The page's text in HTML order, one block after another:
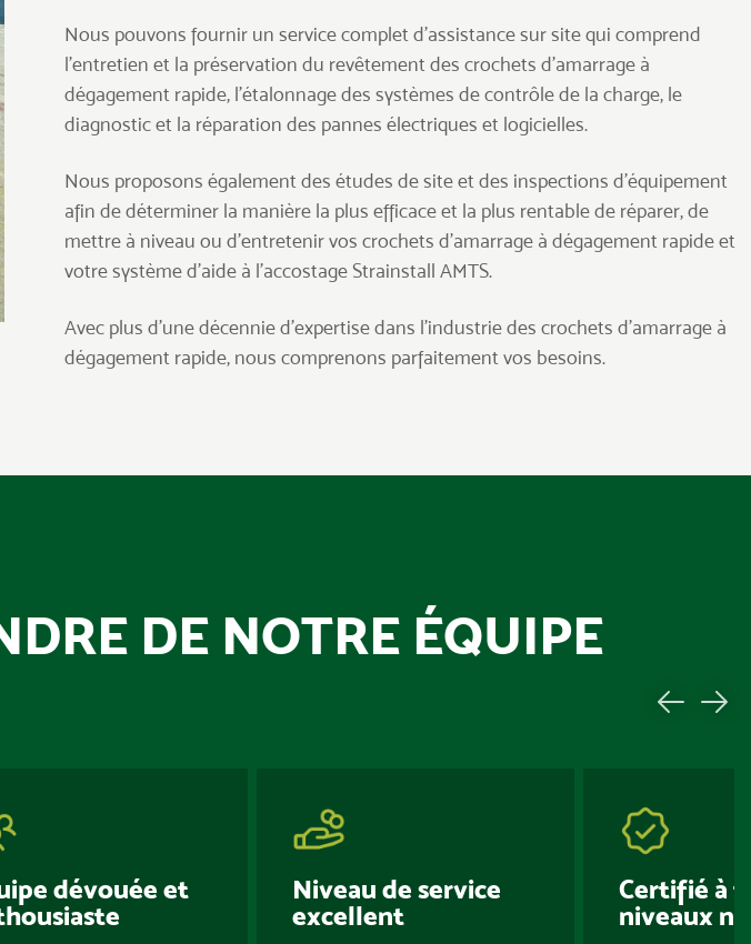
Nous pouvons fournir un service complet d’assistance sur site qui comprend
l’entretien et la préservation du revêtement des crochets d’amarrage à
dégagement rapide, l’étalonnage des systèmes de contrôle de la charge, le
diagnostic et la réparation des pannes électriques et logicielles.
Nous proposons également des études de site et des inspections d’équipement
afin de déterminer la manière la plus efficace et la plus rentable de réparer, de
mettre à niveau ou d’entretenir vos crochets d’amarrage à dégagement rapide et
votre système d’aide à l’accostage Strainstall AMTS.
Avec plus d’une décennie d’expertise dans l’industrie des crochets d’amarrage à
dégagement rapide, nous comprenons parfaitement vos besoins.
DE NOTRE ÉQUIPE
dévouée et
Niveau de service
excellent
Certifié à
niveaux